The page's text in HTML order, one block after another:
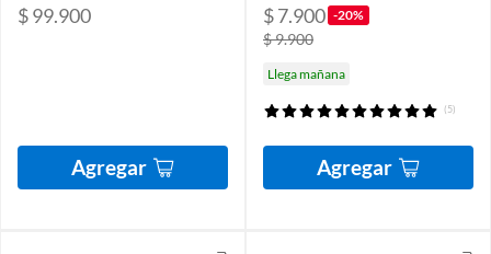
$ 99.900
Agregar
$ 7.900 -20%
$ 9.900
Llega mañana
(5)
Agregar